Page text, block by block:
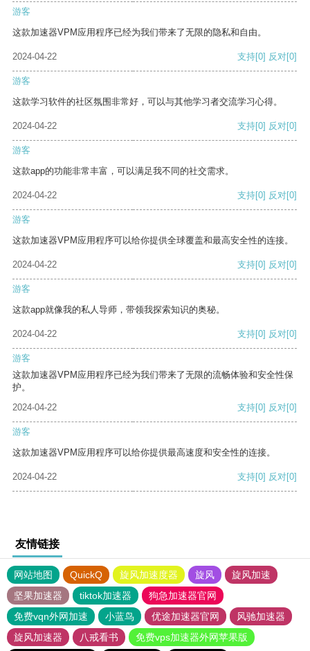
游客
这款加速器VPM应用程序已经为我们带来了无限的隐私和自由。
2024-04-22 支持[0] 反对[0]
游客
这款学习软件的社区氛围非常好，可以与其他学习者交流学习心得。
2024-04-22 支持[0] 反对[0]
游客
这款app的功能非常丰富，可以满足我不同的社交需求。
2024-04-22 支持[0] 反对[0]
游客
这款加速器VPM应用程序可以给你提供全球覆盖和最高安全性的连接。
2024-04-22 支持[0] 反对[0]
游客
这款app就像我的私人导师，带领我探索知识的奥秘。
2024-04-22 支持[0] 反对[0]
游客
这款加速器VPM应用程序已经为我们带来了无限的流畅体验和安全性保
护。
2024-04-22
支持[0] 反对[0]
游客
这款加速器VPM应用程序可以给你提供最高速度和安全性的连接。
2024-04-22 支持[0] 反对[0]
友情链接
网站地图 QuickQ 旋风加速度器 旋风
旋风加速
坚果加速器
tiktok加速器
狗急加速器官网
免费vqn外网加速
小蓝鸟 优途加速器官网
风驰加速器
旋风加速器
八戒看书 免费vps加速器外网苹果版